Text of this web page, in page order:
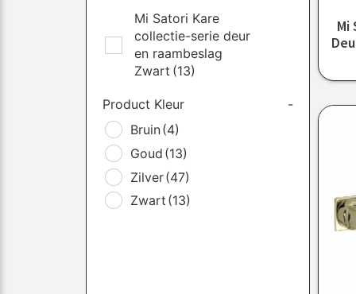
Mi Satori Kare
collectie-serie deur
en raambeslag
Zwart (13)
Product Kleur
-
Bruin(4)
Goud (13)
Zilver(47)
Zwart (13)
Mi